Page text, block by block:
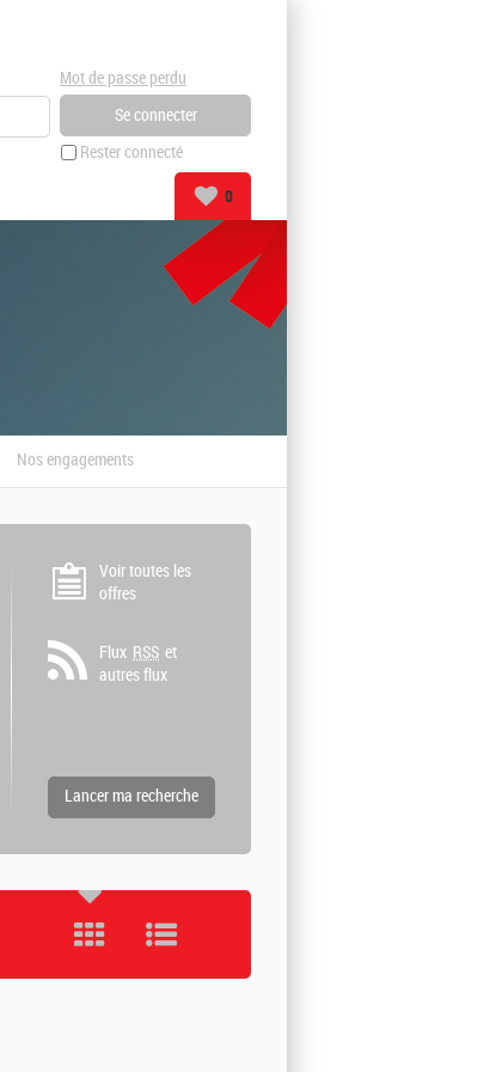
Rester connecté
Mot de passe perdu
0
Nos engagements
Voir toutes les
offres
Flux RSS et
autres flux